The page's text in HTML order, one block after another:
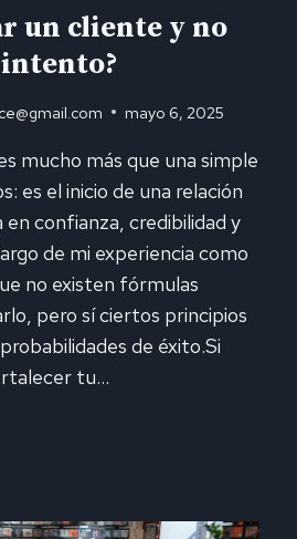
un cliente y no
mayo 6, 2025
mucho más que una simple
es el inicio de una relación
en confianza, credibilidad y
de mi experiencia como
no existen fórmulas
pero sí ciertos principios
de éxito.Si
tu…